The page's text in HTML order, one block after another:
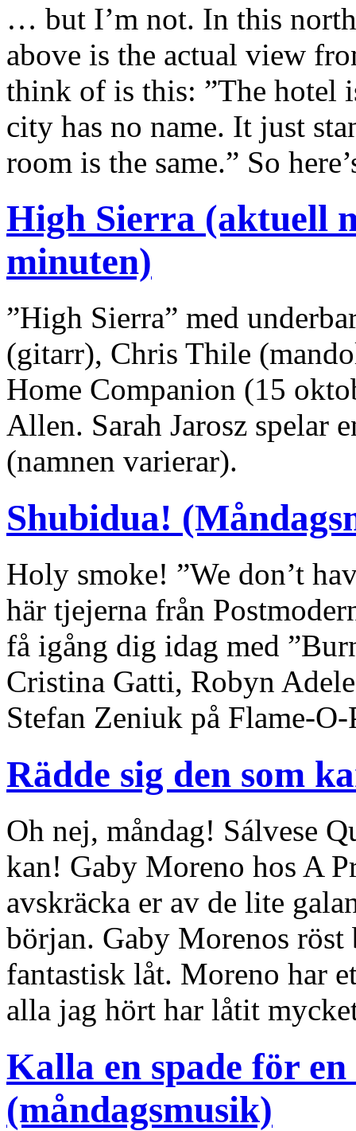
… but I’m not. In this
above is the actual view
think of is this: ”The hotel
city has no name. It just
room is the same.” So
High Sierra (aktuell
minuten)
”High Sierra” med
(gitarr), Chris Thile
Home Companion (15
Allen. Sarah Jarosz spelar
(namnen varierar).
Shubidua!
Holy smoke! ”We don’t
här tjejerna från
få igång dig idag med
Cristina Gatti, Robyn
Stefan Zeniuk på Flame-
Rädde sig den som
Oh nej, måndag! Sálvese
kan! Gaby Moreno hos A
avskräcka er av de lite
början. Gaby Morenos röst
fantastisk låt. Moreno har
alla jag hört har låtit
Kalla en spade för
(måndagsmusik)